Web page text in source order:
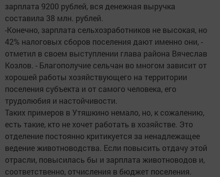
зарплата 9200 рублей, вся денежная выручка
составила 38 млн. рублей.
-Конечно, зарплата сельхозработников не высокая, но
42% налоговых сборов поселения дают именно они, -
отметил в своем выступлении глава района Вячеслав
Козлов. - Благополучие сельчан во многом зависит от
хорошей работы хозяйствующего на территории
поселения субъекта и от самого человека, его
трудолюбия и настойчивости.
Таких примеров в Утяшкино немало, но, к сожалению,
есть такие, кто не хочет работать в хозяйстве. Это
отделение постоянно критикуется за ненадлежащее
ведение животноводства. Если повысить отдачу этой
отрасли, повысилась бы и зарплата животноводов и,
соответственно, отчисления в бюджет поселения.